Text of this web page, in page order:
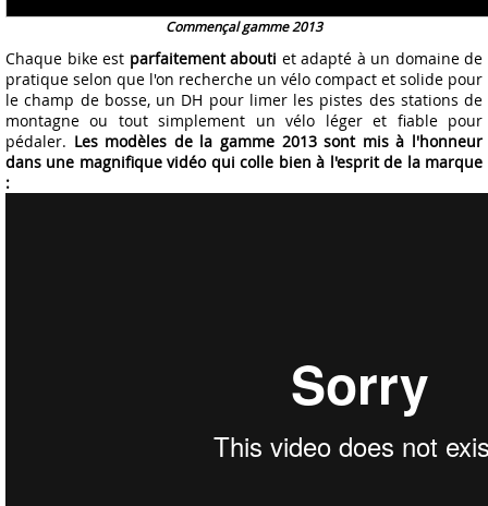
Commençal gamme 2013
Chaque bike est parfaitement abouti et adapté à un domaine de
pratique selon que l'on recherche un vélo compact et solide pour
le champ de bosse, un DH pour limer les pistes des stations de
montagne ou tout simplement un vélo léger et fiable pour
pédaler. Les modèles de la gamme 2013 sont mis à l'honneur
dans une magnifique vidéo qui colle bien à l'esprit de la marque
: